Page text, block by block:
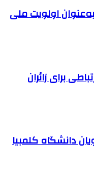
اولویت ملی
برای زائران
دانشگاه کلمبیا